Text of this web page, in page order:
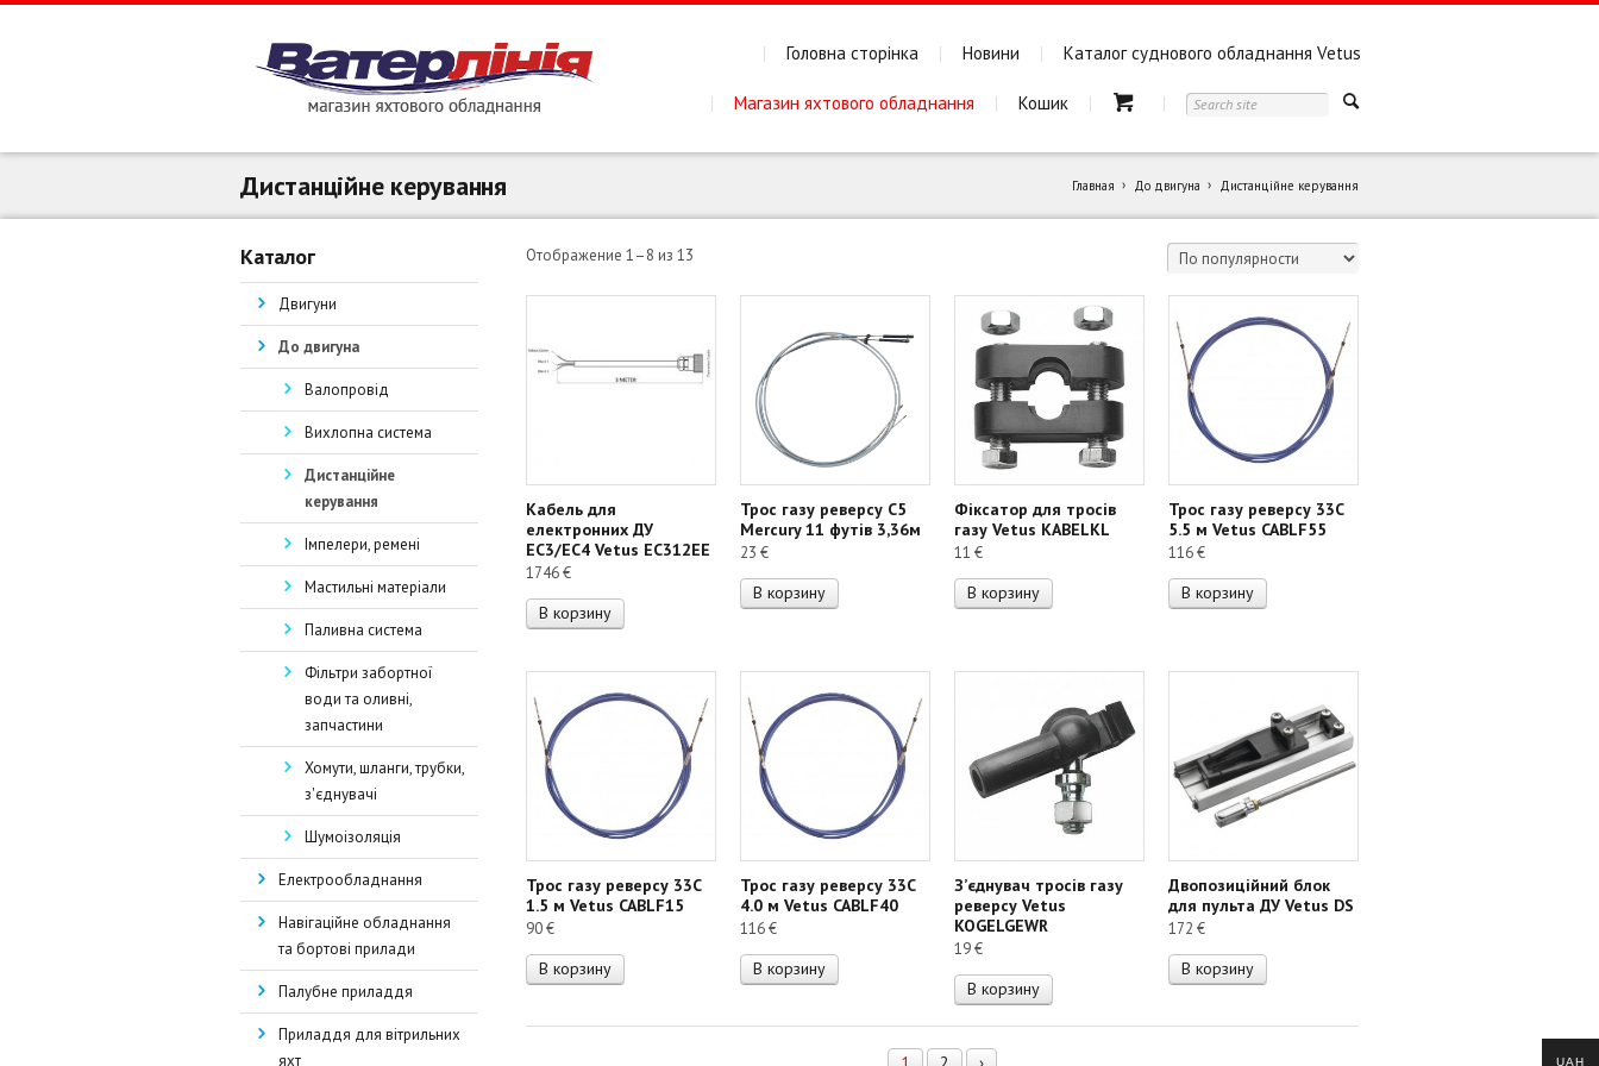
Головна сторінка Новини Каталог суднового обладнання Vetus
Магазин яхтового обладнання Кошик
Главная До двигуна Дистанційне керування
Дистанційне керування
Отображение 1–8 из 13
Кабель для
електронних ДУ
EC3/EC4 Vetus EC312EE
1746€
В корзину
Трос газу реверсу С5
Mercury 11 футів 3,36м
23 €
В корзину
Фіксатор для тросів
газу Vetus KABELKL
11 €
В корзину
Трос газу реверсу 33С
5.5 м Vetus CABLF55
116€
В корзину
Трос газу реверсу 33С
1.5 м Vetus CABLF15
90€
В корзину
Трос газу реверсу 33С
4.0 м Vetus CABLF40
116€
В корзину
З’єднувач тросів газу
реверсу Vetus
KOGELGEWR
19€
В корзину
Двопозиційний блок
для пульта ДУ Vetus DS
172 €
В корзину
Каталог
Двигуни
До двигуна
Валопровід
Вихлопна система
Дистанційне
керування
Імпелери, ремені
Мастильні матеріали
Паливна система
Фільтри забортної
води та оливні,
запчастини
Хомути, шланги, трубки,
з'єднувачі
Шумоізоляція
Електрообладнання
Навігаційне обладнання
та бортові прилади
Палубне приладдя
Приладдя для вітрильних
яхт
UAH